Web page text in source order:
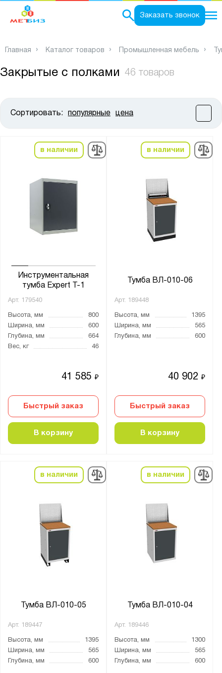
Заказать звонок
Главная Каталог товаров Промышленная мебель
Закрытые с полками 46 товаров
Сортировать: популярные цена
в наличии
Инструментальная
тумба Expert T-1
Арт. 179540
Высота, мм
800
Ширина, мм
600
Глубина, мм
664
Вес, кг
46
41 585₽
Быстрый заказ
В корзину
в наличии
Тумба ВЛ-010-06
Арт. 189448
Высота, мм
1395
Ширина, мм
565
Глубина, мм
600
40 902₽
Быстрый заказ
В корзину
в наличии
Тумба ВЛ-010-05
Арт. 189447
Высота, мм
1395
Ширина, мм
565
Глубина, мм
600
в наличии
Тумба ВЛ-010-04
Арт. 189446
Высота, мм
1300
Ширина, мм
565
Глубина, мм
600
Ширина, мм:
от
от до
Экран:
В комплекте
порошковое
Количество полок, шт.:
от до
1 ключевой
eurolock
Ключевой
цилиндрический стальной замок с
поворотной ручкой
от до
Агатовый серый (RAL 7038)
Антрацитово-серый (RAL 7016)